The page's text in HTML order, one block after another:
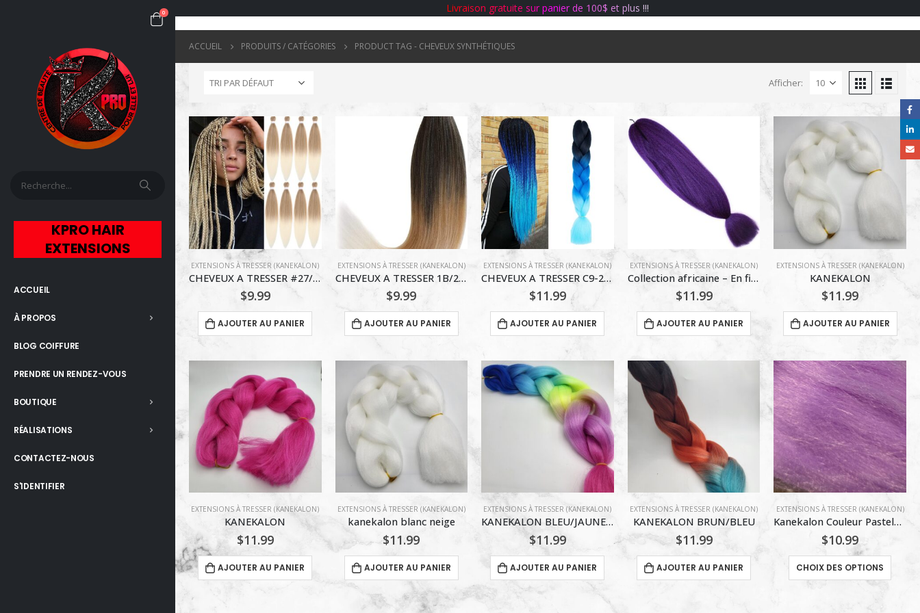
0
KPRO HAIR
EXTENSIONS
ACCUEIL
À PROPOS
BLOG COIFFURE
PRENDRE UN RENDEZ-VOUS
BOUTIQUE
RÉALISATIONS
CONTACTEZ-NOUS
S'IDENTIFIER
Livraison gratuite sur panier de 100$ et plus !!!
ACCUEIL PRODUITS / CATÉGORIES PRODUCT TAG - CHEVEUX SYNTHÉTIQUES
Afficher:
EXTENSIONS À TRESSER (KANEKALON)
CHEVEUX A TRESSER #27/613
$9.99
AJOUTER AU PANIER
EXTENSIONS À TRESSER (KANEKALON)
CHEVEUX A TRESSER 1B/27/613
$9.99
AJOUTER AU PANIER
EXTENSIONS À TRESSER (KANEKALON)
CHEVEUX A TRESSER C9-24PO
$11.99
AJOUTER AU PANIER
EXTENSIONS À TRESSER (KANEKALON)
Collection africaine – En fibre synthétique – Couleur : violet
$11.99
AJOUTER AU PANIER
EXTENSIONS À TRESSER (KANEKALON)
KANEKALON
$11.99
AJOUTER AU PANIER
EXTENSIONS À TRESSER (KANEKALON)
KANEKALON
$11.99
AJOUTER AU PANIER
EXTENSIONS À TRESSER (KANEKALON)
kanekalon blanc neige
$11.99
AJOUTER AU PANIER
EXTENSIONS À TRESSER (KANEKALON)
KANEKALON BLEU/JAUNE/ROSE
$11.99
AJOUTER AU PANIER
EXTENSIONS À TRESSER (KANEKALON)
KANEKALON BRUN/BLEU
$11.99
AJOUTER AU PANIER
EXTENSIONS À TRESSER (KANEKALON)
Kanekalon Couleur Pastels froides
$10.99
CHOIX DES OPTIONS